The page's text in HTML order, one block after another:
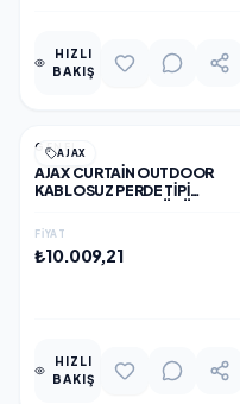
HIZLI
BAKIŞ
AJAX
GENEL
AJAX CURTAIN OUTDOOR
KABLOSUZ PERDE TIPI
FIYAT
₺10.009,21
HIZLI
BAKIŞ